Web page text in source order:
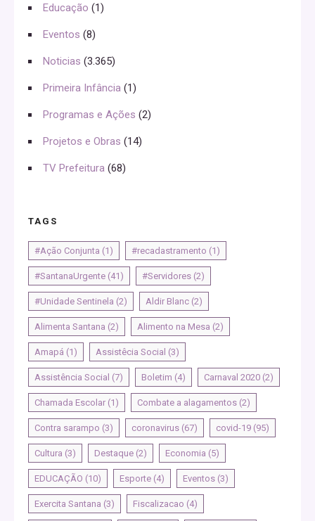
Educação (1)
Eventos (8)
Noticias (3.365)
Primeira Infância (1)
Programas e Ações (2)
Projetos e Obras (14)
TV Prefeitura (68)
TAGS
#Ação Conjunta (1) #recadastramento (1)
#SantanaUrgente (41) #Servidores (2)
#Unidade Sentinela (2) Aldir Blanc (2)
Alimenta Santana (2) Alimento na Mesa (2)
Amapá (1) Assistêcia Social (3)
Assistência Social (7) Boletim (4) Carnaval 2020 (2)
Chamada Escolar (1) Combate a alagamentos (2)
Contra sarampo (3) coronavirus (67) covid-19 (95)
Cultura (3) Destaque (2) Economia (5)
EDUCAÇÃO (10) Esporte (4) Eventos (3)
Exercita Santana (3) Fiscalizacao (4)